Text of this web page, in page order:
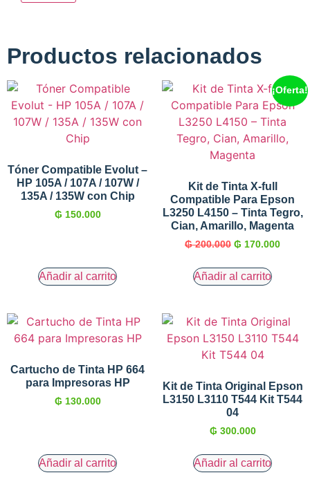
Productos relacionados
Tóner Compatible Evolut –
HP 105A / 107A / 107W /
135A / 135W con Chip
₲ 150.000
Añadir al carrito
¡Oferta!
Kit de Tinta X-full
Compatible Para Epson
L3250 L4150 – Tinta Tegro,
Cian, Amarillo, Magenta
₲200.000 ₲ 170.000
Añadir al carrito
Cartucho de Tinta HP 664
para Impresoras HP
₲ 130.000
Añadir al carrito
Kit de Tinta Original Epson
L3150 L3110 T544 Kit T544
04
₲ 300.000
Añadir al carrito